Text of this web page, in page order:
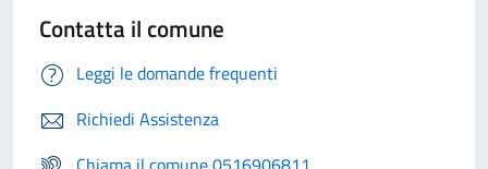
Contatta il comune
Leggi le domande frequenti
Richiedi Assistenza